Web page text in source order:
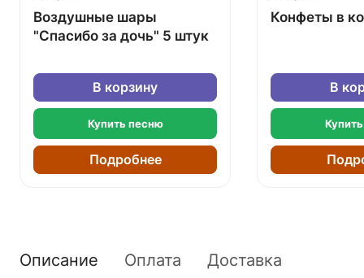
Воздушные шары
"Спасибо за дочь" 5 штук
В корзину
Купить песню
Подробнее
Конфеты в
В
Описание Оплата Доставка